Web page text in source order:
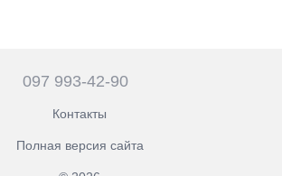
097 993-42-90
Контакты
Полная версия сайта